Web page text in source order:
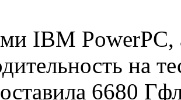
IBM PowerPC,
на
6680